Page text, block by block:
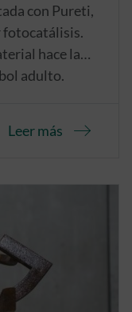
con Pureti,
fotocatálisis.
hace la
adulto.
Leer más